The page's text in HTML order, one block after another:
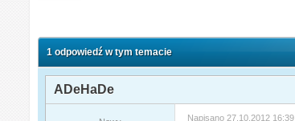
1 odpowiedź w tym temacie
ADeHaDe
Napisano 27.10.2012 16:39